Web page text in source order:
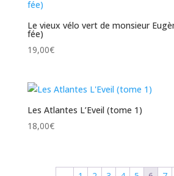
Le vieux vélo vert de monsieur
fée)
19,00€
Les Atlantes L’Eveil (tome 1)
18,00€